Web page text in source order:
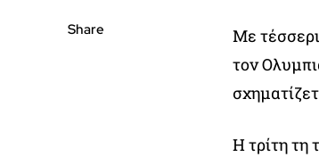
Share
Με
τον
Η τρίτη τη